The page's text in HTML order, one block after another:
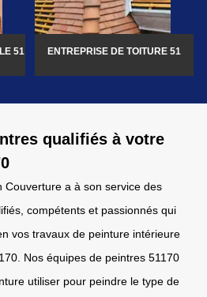
51 ENTREPRISE DE TOITURE 51
qualifiés à votre
Couverture a à son service des
compétents et passionnés qui
vos travaux de peinture intérieure
Nos équipes de peintres 51170
utiliser pour peindre le type de